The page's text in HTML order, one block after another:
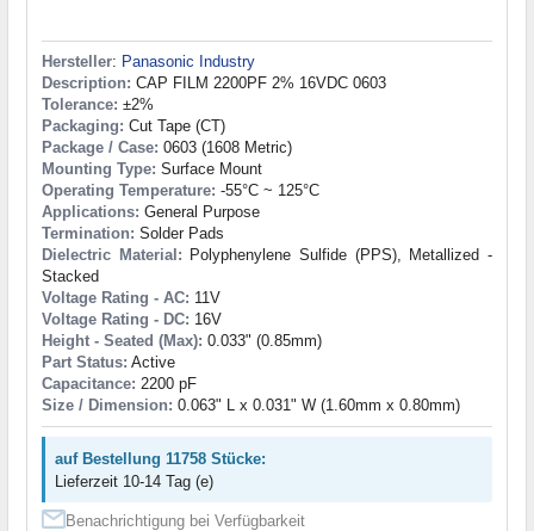
Hersteller: Panasonic Industry
Description: CAP FILM 2200PF 2% 16VDC 0603
Tolerance: ±2%
Packaging: Cut Tape (CT)
Package / Case: 0603 (1608 Metric)
Mounting Type: Surface Mount
Operating Temperature: -55°C ~ 125°C
Applications: General Purpose
Termination: Solder Pads
Dielectric Material: Polyphenylene Sulfide (PPS), Metallized -
Stacked
Voltage Rating - AC: 11V
Voltage Rating - DC: 16V
Height - Seated (Max): 0.033" (0.85mm)
Part Status: Active
Capacitance: 2200 pF
Size / Dimension: 0.063" L x 0.031" W (1.60mm x 0.80mm)
auf Bestellung 11758 Stücke:
Lieferzeit 10-14 Tag (e)
Benachrichtigung bei Verfügbarkeit